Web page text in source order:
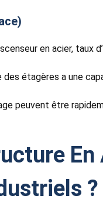
en acier, taux
étagères a une
peuvent être
?